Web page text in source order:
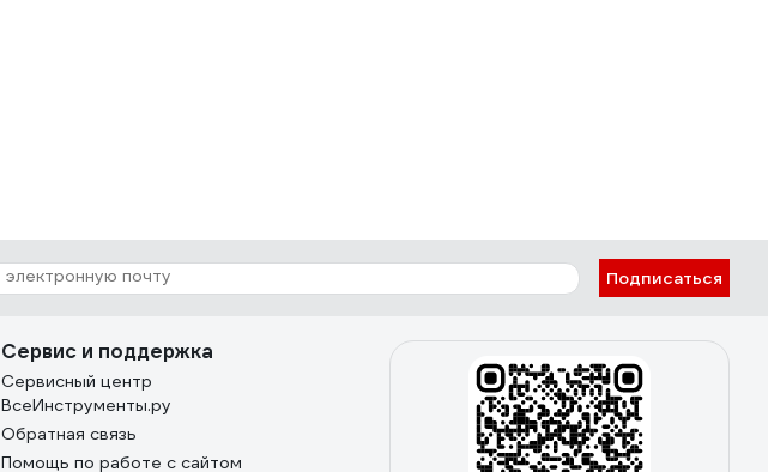
Подписаться
Сервис и поддержка
Сервисный центр
ВсеИнструменты.ру
Обратная связь
Помощь по работе с сайтом